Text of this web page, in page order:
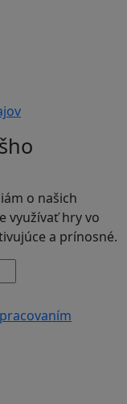
o našich
využívať hry vo
a prínosné.